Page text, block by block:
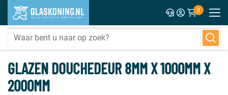
0
GLAZEN DOUCHEDEUR 8MM X 1000MM X
2000MM